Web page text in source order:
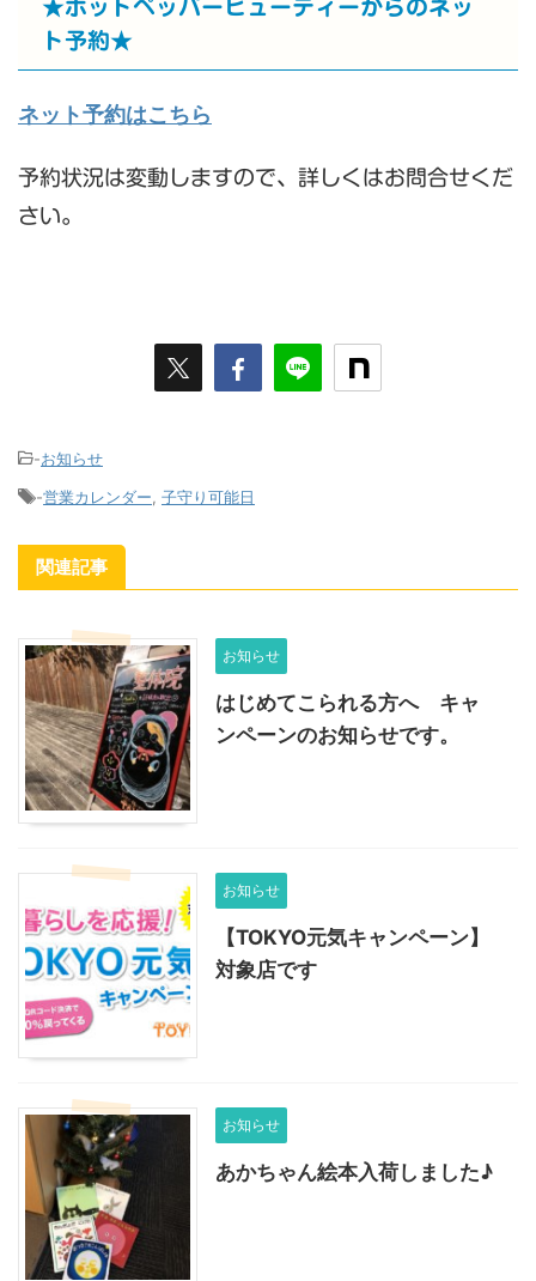
★ホットペッパービューティーからのネッ
ト予約★
ネット予約はこちら
予約状況は変動しますので、詳しくはお問合せくだ
さい。
-お知らせ
-営業カレンダー 子守り可能日
関連記事
お知らせ
はじめてこられる方へ キャ
ンペーンのお知らせです。
お知らせ
【TOKYO元気キャンペーン】
対象店です
お知らせ
あかちゃん絵本入荷しました♪